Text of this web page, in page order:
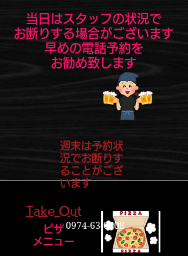
当日は​スタッフの状況で
お断りする場合がございます
早めの電話予約を
お勧め致します
週末は予約状
況でお断りす
ることがござ
います
Take Out
​ピザ
メニュー
0974-63-0008